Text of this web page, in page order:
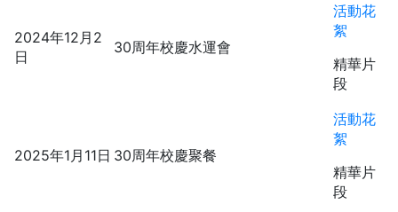
2024年12月2
日
30周年校慶水運會
活動花
絮
精華片
段
2025年1月11日 30周年校慶聚餐
活動花
絮
精華片
段